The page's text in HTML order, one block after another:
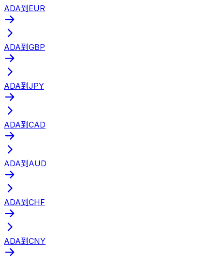
ADA到EUR
ADA到GBP
ADA到JPY
ADA到CAD
ADA到AUD
ADA到CHF
ADA到CNY